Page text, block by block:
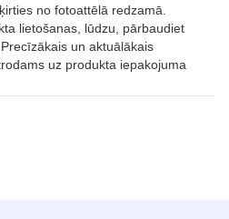
no fotoattēlā redzamā.
lietošanas, lūdzu, pārbaudiet
un aktuālākais
uz produkta iepakojuma